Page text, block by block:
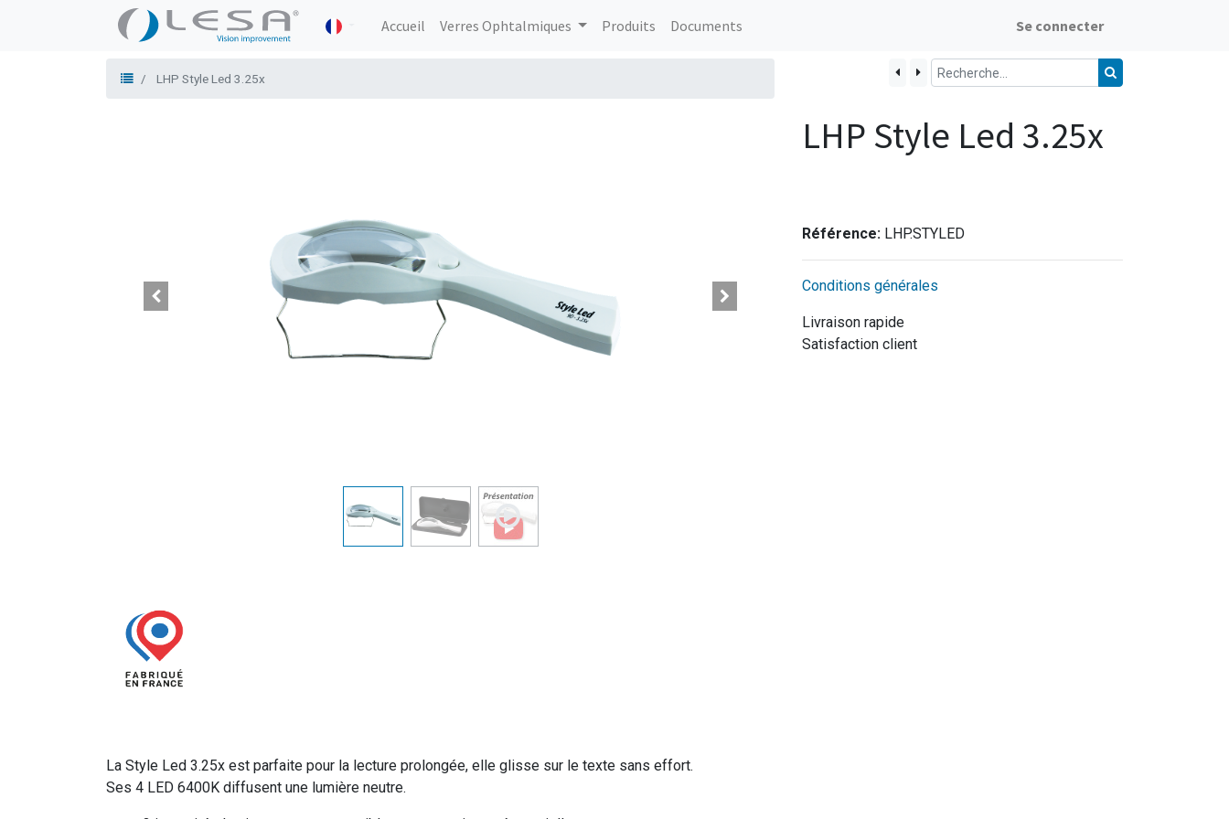
Accueil Verres Ophtalmiques Produits Documents Se connecter
LHP Style Led 3.25x
LHP Style Led 3.25x
Référence: LHP.STYLED
Conditions générales
Livraison rapide
Satisfaction client
La Style Led 3.25x est parfaite pour la lecture prolongée, elle glisse sur le texte sans effort.
Ses 4 LED 6400K diffusent une lumière neutre.